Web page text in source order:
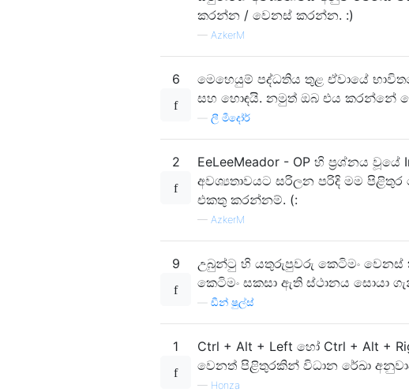
කරන්න / වෙනස් කරන්න. :)
— AzkerM
6
මෙහෙයුම් පද්ධතිය තුළ ඒවායේ
සහ හොඳයි. නමුත් ඔබ එය කරන්නේ
ලී මීදෝර්
2
EeLeeMeador - OP හි ප්‍රශ්නය
අවශ්‍යතාවයට සරිලන පරිදි මම
එකතු කරන්නම්. (:
— AzkerM
9
උබුන්ටු හි යතුරුපුවරු කෙටිමං වෙනස්
කෙටිමං සකසා ඇති ස්ථානය සොයා
ඩීන් ෂුල්ස්
1
Ctrl + Alt + Left හෝ Ctrl + Alt +
වෙනත් පිළිතුරකින් විධාන රේඛා
— Honza